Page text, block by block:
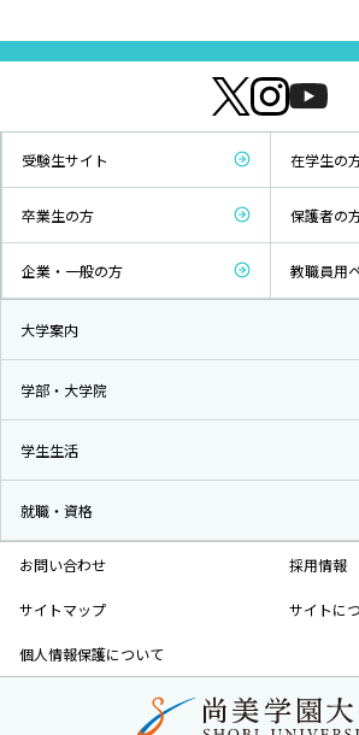
受験生サイト 在学生の
卒業生の方 保護者の
企業・一般の方 教職員用
大学案内
学部・大学院
学生生活
就職・資格
お問い合わせ 採用情報
サイトマップ サイトに
個人情報保護について